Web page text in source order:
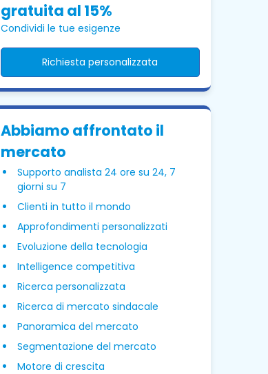
gratuita al 15%
Condividi le tue esigenze
Richiesta personalizzata
Abbiamo affrontato il
mercato
Supporto analista 24 ore su 24, 7
giorni su 7
Clienti in tutto il mondo
Approfondimenti personalizzati
Evoluzione della tecnologia
Intelligence competitiva
Ricerca personalizzata
Ricerca di mercato sindacale
Panoramica del mercato
Segmentazione del mercato
Motore di crescita